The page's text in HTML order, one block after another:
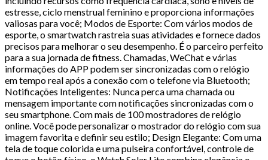
estresse, ciclo menstrual feminino e proporciona informações
valiosas para você; Modos de Esporte: Com vários modos de
esporte, o smartwatch rastreia suas atividades e fornece dados
precisos para melhorar o seu desempenho. É o parceiro perfeito
para a sua jornada de fitness. Chamadas, WeChat e várias
informações do APP podem ser sincronizadas com o relógio
em tempo real após a conexão com o telefone via Bluetooth;
Notificações Inteligentes: Nunca perca uma chamada ou
mensagem importante com notificações sincronizadas com o
seu smartphone. Com mais de 100 mostradores de relógio
online. Você pode personalizar o mostrador do relógio com sua
imagem favorita e definir seu estilo; Design Elegante: Com uma
tela de toque colorida e uma pulseira confortável, controle de